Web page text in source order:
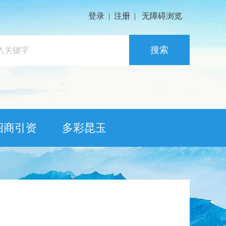
登录 | 注册 | 无障碍浏览
搜索
商引资 多彩昆玉